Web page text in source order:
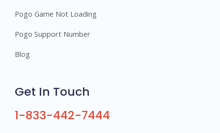
Pogo Game Not Loading
Pogo Support Number
Blog
Get In Touch
1-833-442-7444